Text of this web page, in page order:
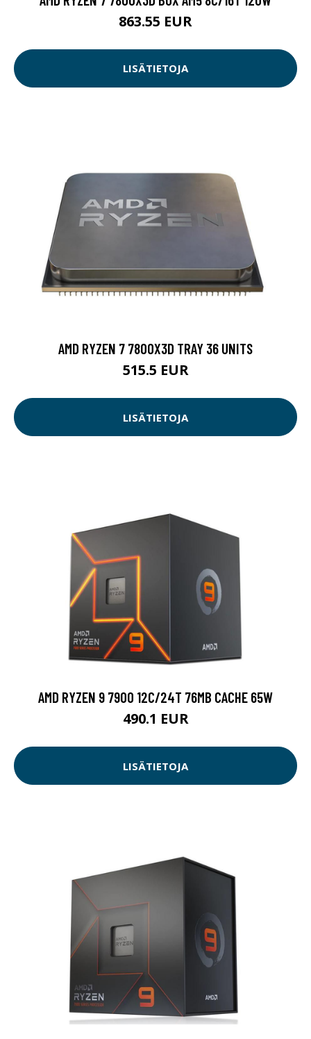
863.55 EUR
LISÄTIETOJA
AMD RYZEN 7 7800X3D TRAY 36 UNITS
515.5 EUR
LISÄTIETOJA
AMD RYZEN 9 7900 12C/24T 76MB CACHE 65W
490.1 EUR
LISÄTIETOJA